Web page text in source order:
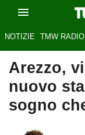
NOTIZIE TMW RADIO
Arezzo,
nuovo
sogno